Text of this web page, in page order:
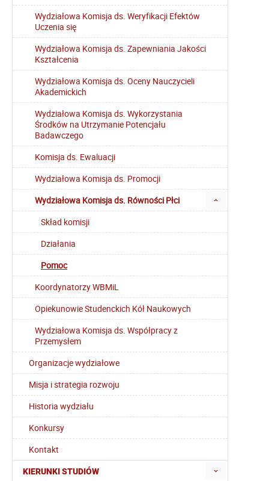
Wydziałowa Komisja ds. Weryfikacji Efektów
Uczenia się
Wydziałowa Komisja ds. Zapewniania Jakości
Kształcenia
Wydziałowa Komisja ds. Oceny Nauczycieli
Akademickich
Wydziałowa Komisja ds. Wykorzystania
Środków na Utrzymanie Potencjału
Badawczego
Komisja ds. Ewaluacji
Wydziałowa Komisja ds. Promocji
Wydziałowa Komisja ds. Równości Płci
Skład komisji
Działania
Pomoc
Koordynatorzy WBMiL
Opiekunowie Studenckich Kół Naukowych
Wydziałowa Komisja ds. Współpracy z
Przemysłem
Organizacje wydziałowe
Misja i strategia rozwoju
Historia wydziału
Konkursy
Kontakt
KIERUNKI STUDIÓW